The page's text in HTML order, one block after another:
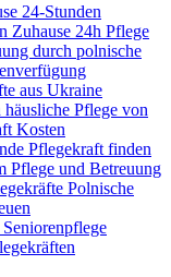
24-Stunden
Zuhause 24h Pflege
durch polnische
aus Ukraine
häusliche Pflege von
Kosten
Pflegekraft finden
Pflege und Betreuung
Polnische
Seniorenpflege